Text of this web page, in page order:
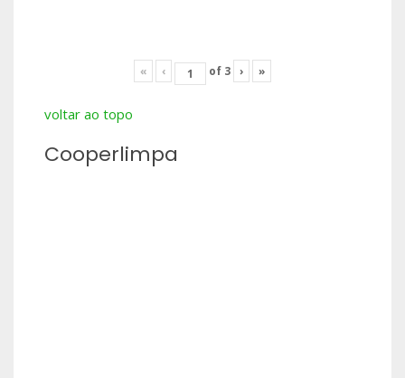
« ‹ of 3 › »
voltar ao topo
Cooperlimpa